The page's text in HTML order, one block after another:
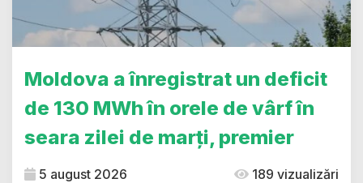
Moldova a înregistrat un deficit
de 130 MWh în orele de vârf în
seara zilei de marți, premier
5 august 2026 189 vizualizări